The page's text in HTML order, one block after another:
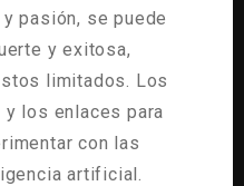
pasión, se puede
y exitosa,
limitados. Los
los enlaces para
con las
artificial.